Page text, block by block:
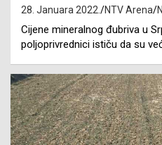
28. Januara 2022. NTV Arena
Cijene mineralnog đubriva u
poljoprivrednici ističu da su